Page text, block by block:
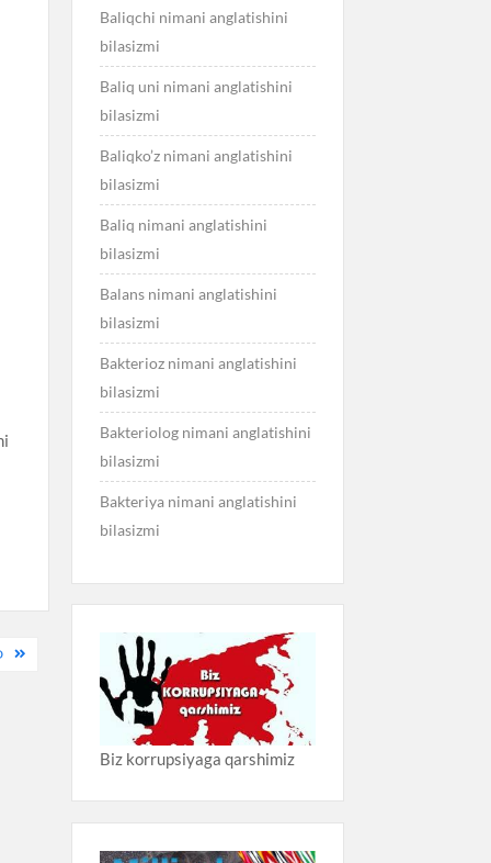
Baliqchi nimani anglatishini
bilasizmi
Baliq uni nimani anglatishini
bilasizmi
Baliqko’z nimani anglatishini
bilasizmi
Baliq nimani anglatishini
bilasizmi
Balans nimani anglatishini
bilasizmi
Bakterioz nimani anglatishini
bilasizmi
Bakteriolog nimani anglatishini
bilasizmi
Bakteriya nimani anglatishini
bilasizmi
Biz korrupsiyaga qarshimiz